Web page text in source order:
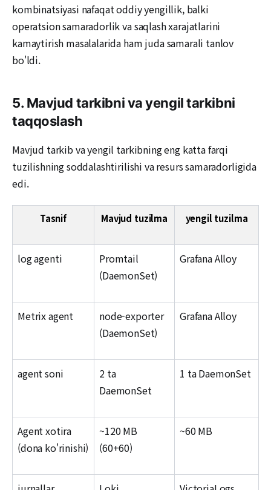
kombinatsiyasi nafaqat oddiy yengillik, balki
operatsion samaradorlik va saqlash xarajatlarini
kamaytirish masalalarida ham juda samarali tanlov
bo'ldi.
5. Mavjud tarkibni va yengil tarkibni
taqqoslash
Mavjud tarkib va yengil tarkibning eng katta farqi
tuzilishning soddalashtirilishi va resurs samaradorligida
edi.
Tasnif Mavjud tuzilma yengil tuzilma
log agenti
Promtail
(DaemonSet)
Grafana Alloy
Metrix agent
node-exporter
(DaemonSet)
Grafana Alloy
agent soni
2 ta
DaemonSet
1 ta DaemonSet
Agent xotira
(dona ko'rinishi)
~120 MB
(60+60)
~60 MB